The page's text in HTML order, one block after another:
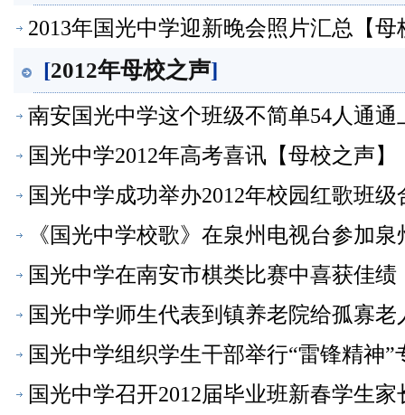
2013年国光中学迎新晚会照片汇总【母
[2012年母校之声]
南安国光中学这个班级不简单54人通
国光中学2012年高考喜讯【母校之声】
国光中学成功举办2012年校园红歌班
《国光中学校歌》在泉州电视台参加
国光中学在南安市棋类比赛中喜获佳绩
国光中学师生代表到镇养老院给孤寡
国光中学组织学生干部举行“雷锋精神
国光中学召开2012届毕业班新春学生